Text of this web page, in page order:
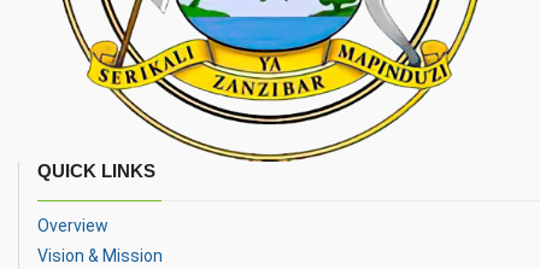
QUICK LINKS
Overview
Vision & Mission